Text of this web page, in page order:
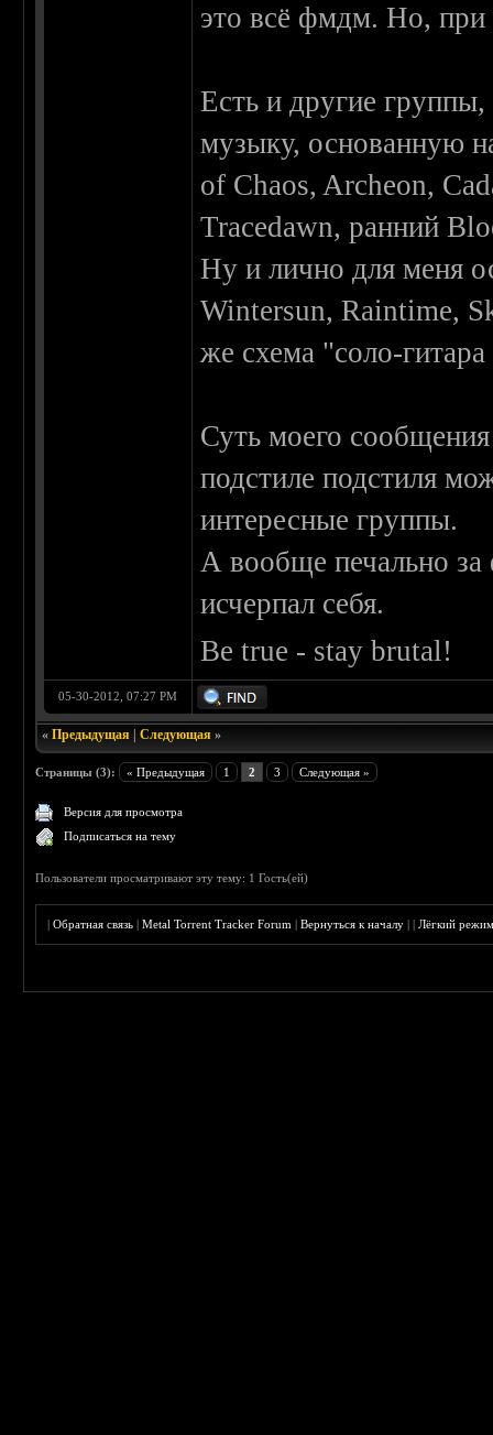
это всё фмдм. Но, при
Есть и другие
музыку, основанную
of Chaos, Archeon,
Tracedawn, ранний
Ну и лично для меня
Wintersun, Raintime,
же схема "соло-
Суть моего
подстиле подстиля
интересные группы.
А вообще печально
исчерпал себя.
Be true - stay brutal!
05-30-2012, 07:27 PM
«Предыдущая |Следующая »
Страницы (3): « Предыдущая 1 2 3 Следующая »
Версия для просмотра
Подписаться на тему
Пользователи просматривают эту тему: 1 Гость(ей)
|Обратная связь |Metal Torrent Tracker Forum |Вернуться к началу ||Лёгкий